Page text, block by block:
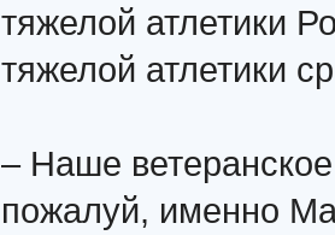
тяжелой атлетики
тяжелой атлетики
– Наше
пожалуй, именно